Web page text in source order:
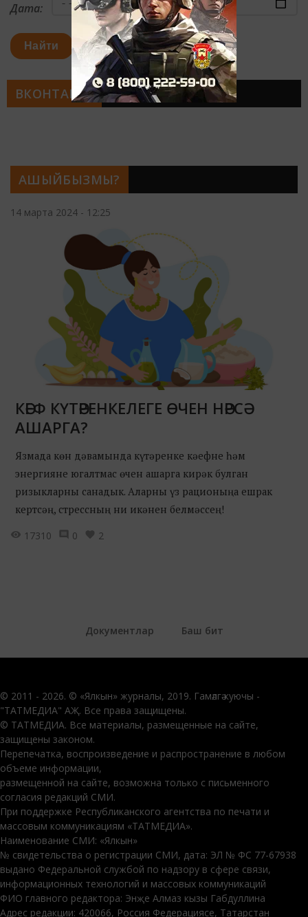
АШЫЙБЫЗМЫ?
14 марта 2024 - 12:25
КӘЕФ КҮТӘРЕНКЕЛЕГЕ ӨЧЕН НӘРСӘ
АШАРГА?
Язмада көн дәвамында күтәренке кәефне һәм
энергияне югалтмас өчен ашарга кирәк булган
ризыкларны санадык. Аларны үз рационыңа ешрак
кертсәң, стрессның ни икәнен белмәссең!
17310
0 2
Дата:
Найти
ВКОНТАКТЕ
Документлар Баш бит
© 2011 - 2026. © «Ялкын» журналы, 2019. Гамәлгә куючы -
"ТАТМЕДИА" АҖ. Все права защищены.
© ТАТМЕДИА. Все материалы, размещенные на сайте,
защищены законом.
Перепечатка, воспроизведение и распространение в любом
объеме информации,
размещенной на сайте, возможна только с письменного
согласия редакций СМИ.
При поддержке Республиканского агентства по печати и
массовым коммуникациям «ТАТМЕДИА».
Наименование СМИ: «Ялкын»
№ свидетельства о регистрации СМИ, дата: ЭЛ № ФС 77-67938
выдано Федеральной службой по надзору в сфере связи,
информационных технологий и массовых коммуникаций
ФИО главного редактора: Энҗе Алмаз кызы Габдуллина
Адрес редакции: 420066, Россия Федерациясе, Татарстан